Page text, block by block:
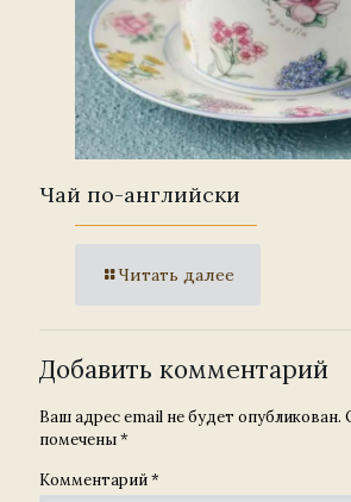
Чай по-английски
Читать далее
Добавить комментарий
Ваш адрес email не будет опубликован.
помечены*
Комментарий*